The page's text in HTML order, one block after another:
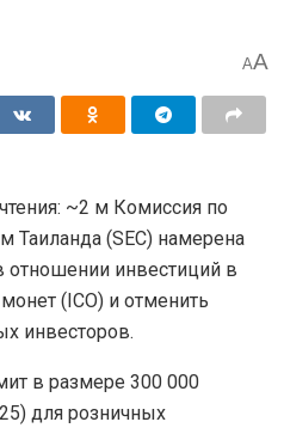
AA
~2 м Комиссия по
(SEC) намерена
инвестиций в
(ICO) и отменить
инвесторов.
в размере 300 000
для розничных